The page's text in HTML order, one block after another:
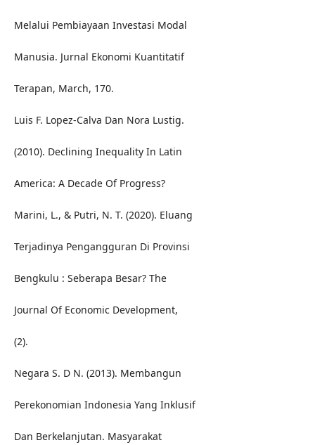
Melalui Pembiayaan Investasi Modal
Manusia. Jurnal Ekonomi Kuantitatif
Terapan, March, 170.
Luis F. Lopez-Calva Dan Nora Lustig.
(2010). Declining Inequality In Latin
America: A Decade Of Progress?
Marini, L., & Putri, N. T. (2020). Eluang
Terjadinya Pengangguran Di Provinsi
Bengkulu : Seberapa Besar? The
Journal Of Economic Development,
(2).
Negara S. D N. (2013). Membangun
Perekonomian Indonesia Yang Inklusif
Dan Berkelanjutan. Masyarakat